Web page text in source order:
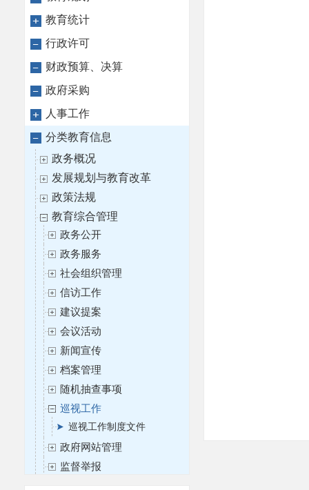
教育统计
行政许可
财政预算、决算
政府采购
人事工作
分类教育信息
政务概况
发展规划与教育改革
政策法规
教育综合管理
政务公开
政务服务
社会组织管理
信访工作
建议提案
会议活动
新闻宣传
档案管理
随机抽查事项
巡视工作
巡视工作制度文件
政府网站管理
监督举报